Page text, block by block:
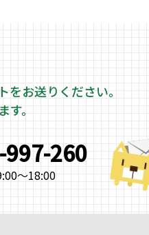
をお送りください。
。
997-260
～18:00